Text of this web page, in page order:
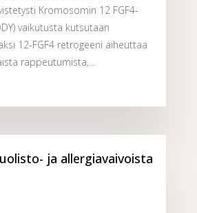
Kromosomin 12 FGF4-
vaikutusta kutsutaan
12-FGF4 retrogeeni aiheuttaa
rappeutumista,...
ja allergiavaivoista